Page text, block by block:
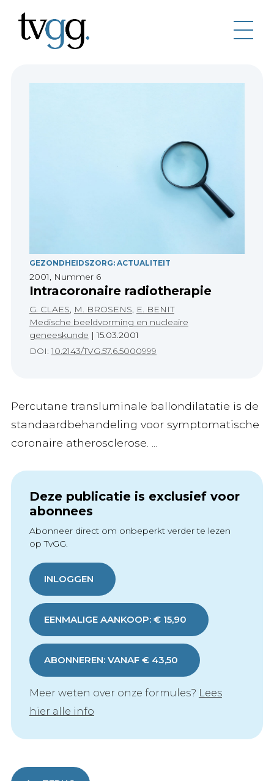
GEZONDHEIDSZORG: ACTUALITEIT
2001, Nummer 6
Intracoronaire radiotherapie
G. CLAES, M. BROSENS, E. BENIT
Medische beeldvorming en nucleaire
geneeskunde |15.03.2001
DOI:10.2143/TVG.57.6.5000999
Percutane transluminale ballondilatatie is de
standaardbehandeling voor symptomatische
coronaire atherosclerose. ...
Deze publicatie is exclusief voor
abonnees
Abonneer direct om onbeperkt verder te lezen
op TvGG.
INLOGGEN
EENMALIGE AANKOOP: € 15,90
ABONNEREN: VANAF € 43,50
Meer weten over onze formules? Lees
hier alle info